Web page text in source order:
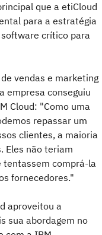
que a etiCloud
para a estratégia
crítico para
vendas e marketing
empresa conseguiu
Cloud: "Como uma
repassar um
clientes, a maioria
Eles não teriam
tentassem comprá-la
fornecedores."
aproveitou a
sua abordagem no